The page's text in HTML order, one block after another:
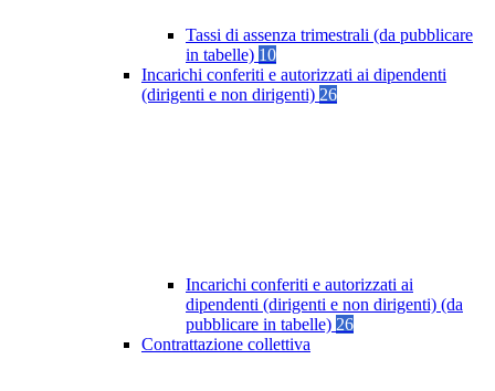
Tassi di assenza trimestrali (da pubblicare
in tabelle) 10
Incarichi conferiti e autorizzati ai dipendenti
(dirigenti e non dirigenti) 26
Incarichi conferiti e autorizzati ai
dipendenti (dirigenti e non dirigenti) (da
pubblicare in tabelle) 26
Contrattazione collettiva